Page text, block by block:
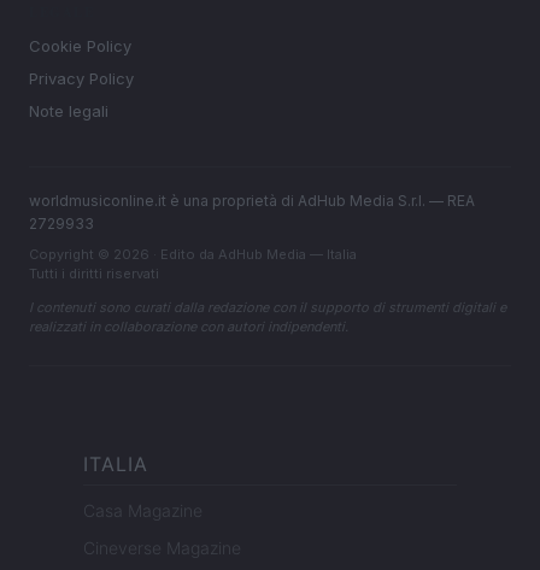
Cookie Policy
Privacy Policy
Note legali
worldmusiconline.it è una proprietà di AdHub Media S.r.l. — REA
2729933
Copyright © 2026 · Edito da AdHub Media — Italia
Tutti i diritti riservati
I contenuti sono curati dalla redazione con il supporto di strumenti digitali e
realizzati in collaborazione con autori indipendenti.
ITALIA
Casa Magazine
Cineverse Magazine